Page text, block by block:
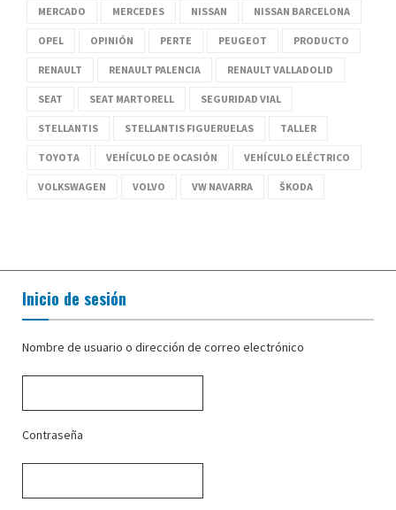
MERCADO MERCEDES NISSAN NISSAN BARCELONA
OPEL OPINIÓN PERTE PEUGEOT PRODUCTO
RENAULT RENAULT PALENCIA RENAULT VALLADOLID
SEAT SEAT MARTORELL SEGURIDAD VIAL
STELLANTIS STELLANTIS FIGUERUELAS TALLER
TOYOTA VEHÍCULO DE OCASIÓN VEHÍCULO ELÉCTRICO
VOLKSWAGEN VOLVO VW NAVARRA ŠKODA
Inicio de sesión
Nombre de usuario o dirección de correo electrónico
Contraseña